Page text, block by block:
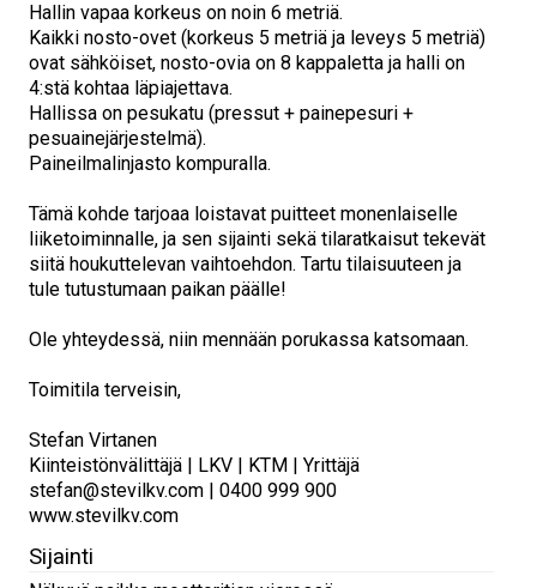
Hallin vapaa korkeus on noin 6 metriä.
Kaikki nosto-ovet (korkeus 5 metriä ja leveys 5 metriä)
ovat sähköiset, nosto-ovia on 8 kappaletta ja halli on
4:stä kohtaa läpiajettava.
Hallissa on pesukatu (pressut + painepesuri +
pesuainejärjestelmä).
Paineilmalinjasto kompuralla.
Tämä kohde tarjoaa loistavat puitteet monenlaiselle
liiketoiminnalle, ja sen sijainti sekä tilaratkaisut tekevät
siitä houkuttelevan vaihtoehdon. Tartu tilaisuuteen ja
tule tutustumaan paikan päälle!
Ole yhteydessä, niin mennään porukassa katsomaan.
Toimitila terveisin,
Stefan Virtanen
Kiinteistönvälittäjä | LKV | KTM | Yrittäjä
stefan@stevilkv.com | 0400 999 900
www.stevilkv.com
Sijainti